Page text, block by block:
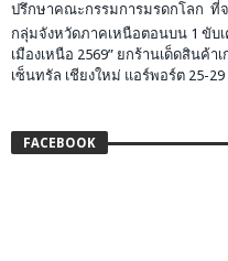
ปรึกษาคณะกรรมการมรดกโลก ที่
กลุ่มจังหวัดภาคเหนือตอนบน 1 ขับเ
เมืองเหนือ 2569” ยกร้านเด็ดสินค้
เซ็นทรัล เชียงใหม่ แอร์พอร์ต 25-
FACEBOOK